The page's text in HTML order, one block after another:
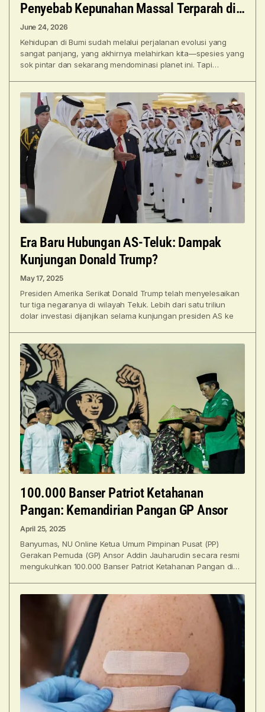
Penyebab Kepunahan Massal Terparah di
Bumi
June 24, 2026
Kehidupan di Bumi sudah melalui perjalanan evolusi yang
sangat panjang, yang akhirnya melahirkan kita—spesies yang
sok pintar dan sekarang mendominasi planet ini. Tapi
Era Baru Hubungan AS-Teluk: Dampak
Kunjungan Donald Trump?
May 17, 2025
Presiden Amerika Serikat Donald Trump telah menyelesaikan
tur tiga negaranya di wilayah Teluk. Lebih dari satu triliun
dolar investasi dijanjikan selama kunjungan presiden AS ke
100.000 Banser Patriot Ketahanan
Pangan: Kemandirian Pangan GP Ansor
April 25, 2025
Banyumas, NU Online Ketua Umum Pimpinan Pusat (PP)
Gerakan Pemuda (GP) Ansor Addin Jauharudin secara resmi
mengukuhkan 100.000 Banser Patriot Ketahanan Pangan di